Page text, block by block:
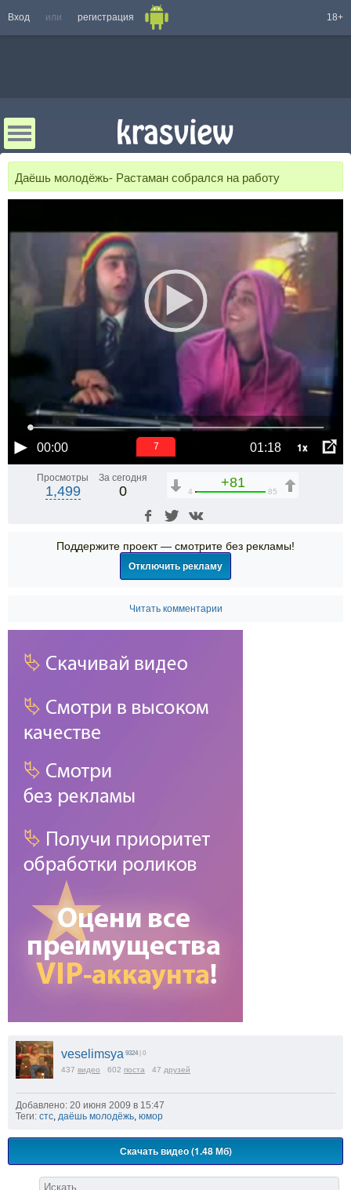
Вход или регистрация 18+
Даёшь молодёжь- Растаман собрался на работу
00:00 01:18 1x
6
Просмотры
1,499
За сегодня
0
+81
4 85
Поддержите проект — смотрите без рекламы!
Отключить рекламу
Читать комментарии
veselimsya 9324 | 0
437 видео 602 поста 47 друзей
Добавлено: 20 июня 2009 в 15:47
Теги: стс даёшь молодёжь юмор
Скачать видео (1.48 Мб)